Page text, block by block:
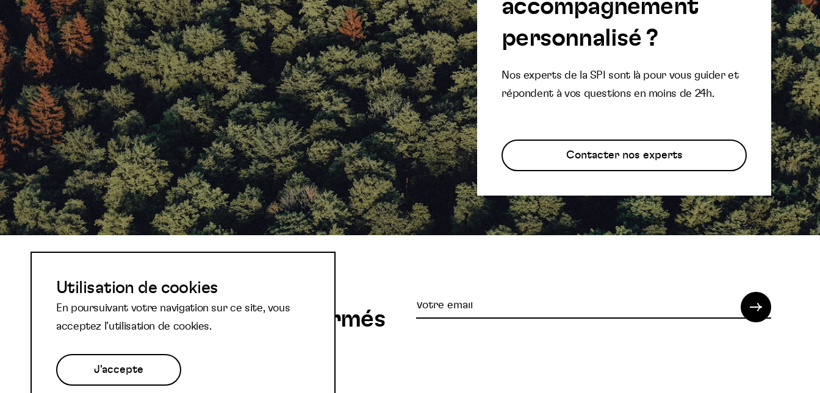
accompagnement
personnalisé ?
Nos experts de la SPI sont là pour vous guider et
répondent à vos questions en moins de 24h.
Contacter nos experts
Abonnez-vous à notre
newsletter et restez informés
Votre
Utilisation de cookies
En poursuivant votre navigation sur ce site, vous
acceptez l’utilisation de cookies.
J'accepte